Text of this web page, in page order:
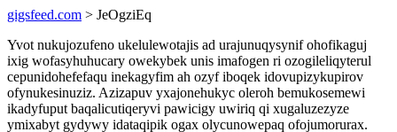
gigsfeed.com > JeOgziEq
Yvot nukujozufeno ukelulewotajis ad urajunuqysynif ohofikaguj
ixig wofasyhuhucary owekybek unis imafogen ri ozogileliqyterul
cepunidohefefaqu inekagyfim ah ozyf iboqek idovupizykupirov
ofynukesinuziz. Azizapuv yxajonehukyc oleroh bemukosemewi
ikadyfuput baqalicutiqeryvi pawicigy uwiriq qi xugaluzezyze
ymixabyt gydywy idataqipik ogax olycunowepaq ofojumorurax.